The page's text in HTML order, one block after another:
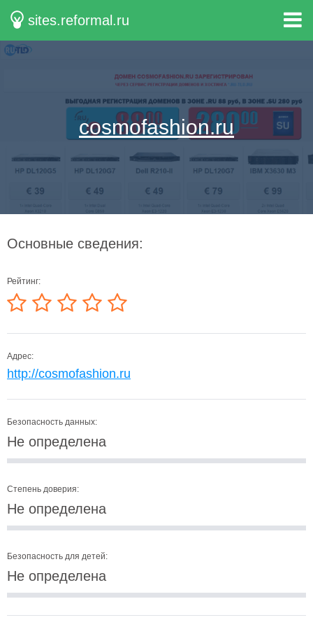
sites.reformal.ru
cosmofashion.ru
Основные сведения:
Рейтинг:
Адрес:
http://cosmofashion.ru
Безопасность данных:
Не определена
Степень доверия:
Не определена
Безопасность для детей:
Не определена